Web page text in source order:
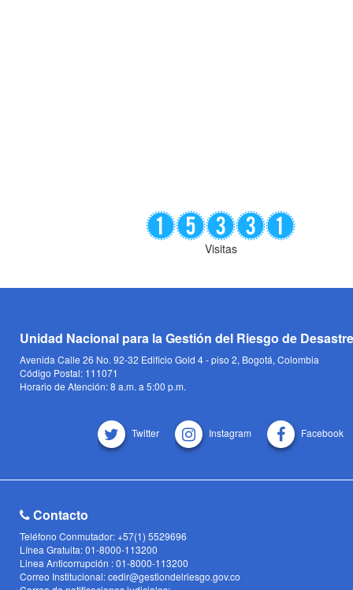
Visitas
Unidad Nacional para la Gestión del Riesgo de
Avenida Calle 26 No. 92-32 Edificio Gold 4 - piso 2, Bogotá, Colombia
Código Postal: 111071
Horario de Atención: 8 a.m. a 5:00 p.m.
Twitter Instagram Facebook
Contacto
Teléfono Conmutador: +57(1) 5529696
Línea Gratuita: 01-8000-113200
Linea Anticorrupción : 01-8000-113200
Correo Institucional: cedir@gestiondelriesgo.gov.co